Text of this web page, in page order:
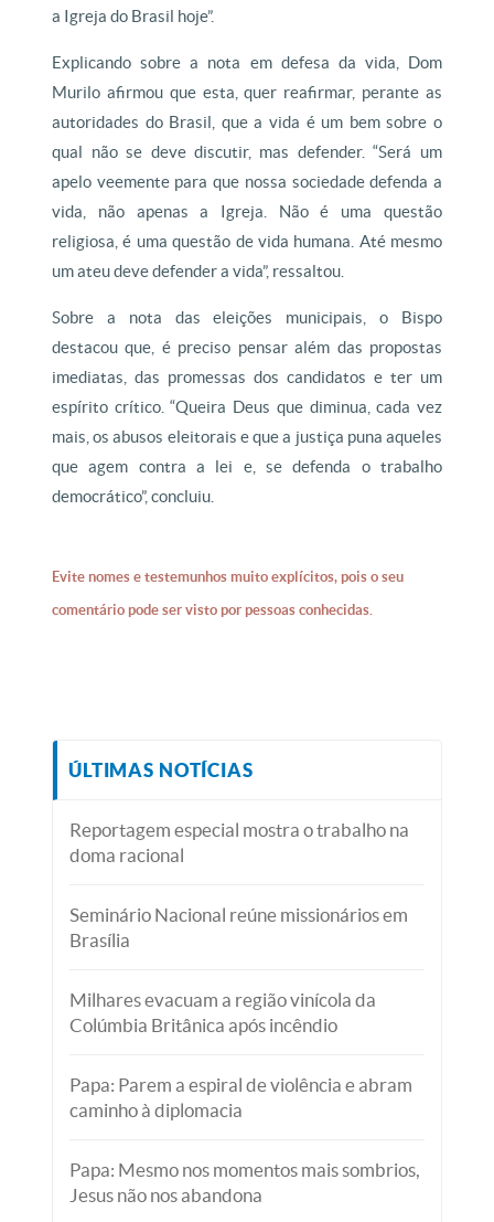
a Igreja do Brasil hoje”.
Explicando sobre a nota em defesa da vida, Dom
Murilo afirmou que esta, quer reafirmar, perante as
autoridades do Brasil, que a vida é um bem sobre o
qual não se deve discutir, mas defender. “Será um
apelo veemente para que nossa sociedade defenda a
vida, não apenas a Igreja. Não é uma questão
religiosa, é uma questão de vida humana. Até mesmo
um ateu deve defender a vida”, ressaltou.
Sobre a nota das eleições municipais, o Bispo
destacou que, é preciso pensar além das propostas
imediatas, das promessas dos candidatos e ter um
espírito crítico. “Queira Deus que diminua, cada vez
mais, os abusos eleitorais e que a justiça puna aqueles
que agem contra a lei e, se defenda o trabalho
democrático”, concluiu.
Evite nomes e testemunhos muito explícitos, pois o seu
comentário pode ser visto por pessoas conhecidas.
ÚLTIMAS NOTÍCIAS
Reportagem especial mostra o trabalho na
doma racional
Seminário Nacional reúne missionários em
Brasília
Milhares evacuam a região vinícola da
Colúmbia Britânica após incêndio
Papa: Parem a espiral de violência e abram
caminho à diplomacia
Papa: Mesmo nos momentos mais sombrios,
Jesus não nos abandona